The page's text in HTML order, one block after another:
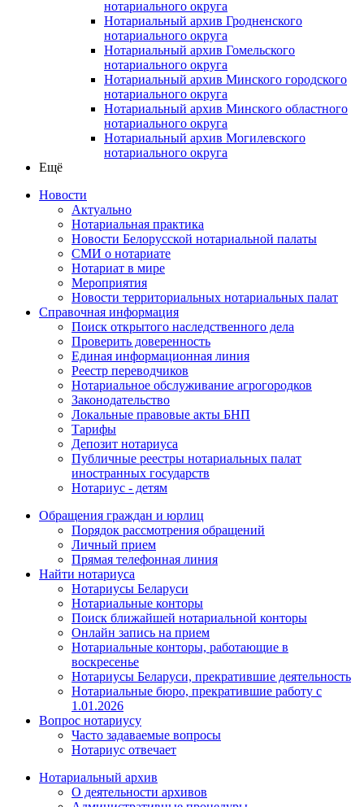
нотариального округа
Нотариальный архив Гродненского
нотариального округа
Нотариальный архив Гомельского
нотариального округа
Нотариальный архив Минского городского
нотариального округа
Нотариальный архив Минского областного
нотариального округа
Нотариальный архив Могилевского
нотариального округа
Ещё
Новости
Актуально
Нотариальная практика
Новости Белорусской нотариальной палаты
СМИ о нотариате
Нотариат в мире
Мероприятия
Новости территориальных нотариальных палат
Справочная информация
Поиск открытого наследственного дела
Проверить доверенность
Единая информационная линия
Реестр переводчиков
Нотариальное обслуживание агрогородков
Законодательство
Локальные правовые акты БНП
Тарифы
Депозит нотариуса
Публичные реестры нотариальных палат
иностранных государств
Нотариус - детям
Обращения граждан и юрлиц
Порядок рассмотрения обращений
Личный прием
Прямая телефонная линия
Найти нотариуса
Нотариусы Беларуси
Нотариальные конторы
Поиск ближайшей нотариальной конторы
Онлайн запись на прием
Нотариальные конторы, работающие в
воскресенье
Нотариусы Беларуси, прекратившие деятельность
Нотариальные бюро, прекратившие работу с
1.01.2026
Вопрос нотариусу
Часто задаваемые вопросы
Нотариус отвечает
Нотариальный архив
О деятельности архивов